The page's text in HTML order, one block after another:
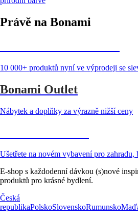
Právě na Bonami
10 000+ produktů nyní ve výprodeji se
Bonami Outlet
Nábytek a doplňky za výrazně nižší ceny
Ušetřete na novém vybavení pro zahradu,
E-shop s každodenní dávkou (s)nové
produktů pro krásné bydlení.
Česká
republikaPolskoSlovenskoRumunsko